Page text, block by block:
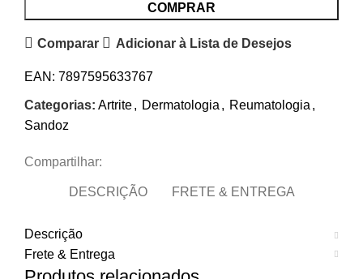
COMPRAR
Comparar Adicionar à Lista de Desejos
EAN: 7897595633767
Categorias: Artrite, Dermatologia , Reumatologia ,
Sandoz
Compartilhar:
DESCRIÇÃO FRETE & ENTREGA
Descrição
Frete & Entrega